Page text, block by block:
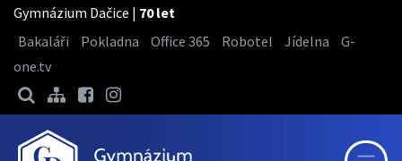
Gymnázium Dačice | 70 let
Bakaláři
Pokladna Office 365 Robotel Jídelna
G-
one.tv